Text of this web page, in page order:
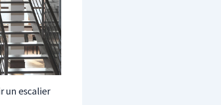
un escalier